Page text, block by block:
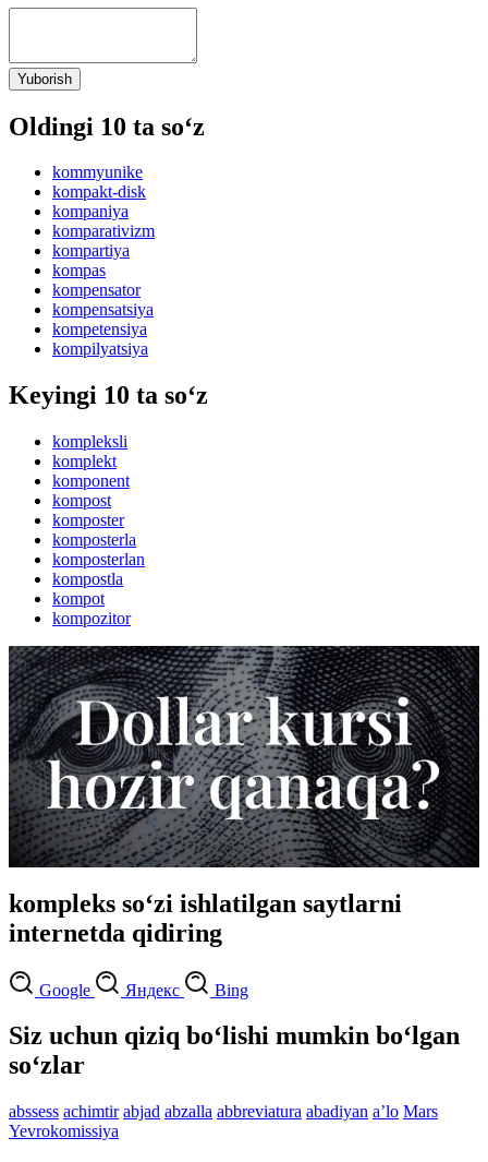
Yuborish
Oldingi 10 ta so‘z
kommyunike
kompakt-disk
kompaniya
komparativizm
kompartiya
kompas
kompensator
kompensatsiya
kompetensiya
kompilyatsiya
Keyingi 10 ta so‘z
kompleksli
komplekt
komponent
kompost
komposter
komposterla
komposterlan
kompostla
kompot
kompozitor
kompleks so‘zi ishlatilgan saytlarni
internetda qidiring
Google Яндекс Bing
Siz uchun qiziq bo‘lishi mumkin bo‘lgan
so‘zlar
abssess achimtir abjad abzalla abbreviatura abadiyan aʼlo Mars
Yevrokomissiya